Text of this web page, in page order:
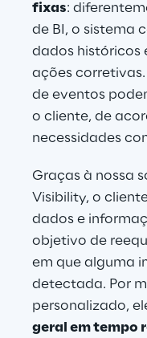
fixas:
de BI, o sistema
dados históricos
ações
de eventos
o cliente, de
necessidades
Graças à nossa
Visibility, o
dados e
objetivo de
em que alguma
detectada. Por
personalizado,
geral em tempo